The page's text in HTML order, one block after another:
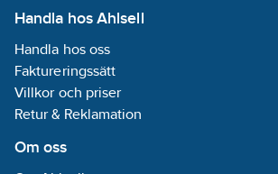
Handla hos Ahlsell
Handla hos oss
Faktureringssätt
Villkor och priser
Retur & Reklamation
Om oss